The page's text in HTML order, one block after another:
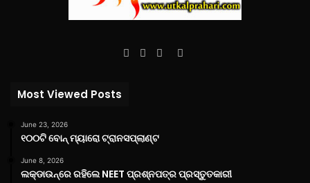
Facebook
TwitterYouTube
Instagram
Most Viewed Posts
June 23, 2026
୧୦୦ଟି ବୋନ୍ ମ୍ୟାରୋ ଟ୍ରାନସପ୍ଲାଣ୍ଟ
June 8, 2026
ଲକ୍‌ଡାଉନ୍‌ରେ ରହିଲେ NEET ପ୍ରଶ୍ନପତ୍ର ପ୍ରସ୍ତୁତକାରୀ